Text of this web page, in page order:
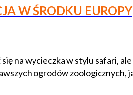
W ŚRODKU EUROPY
na wycieczka w stylu safari,
ogrodów zoologicznych,